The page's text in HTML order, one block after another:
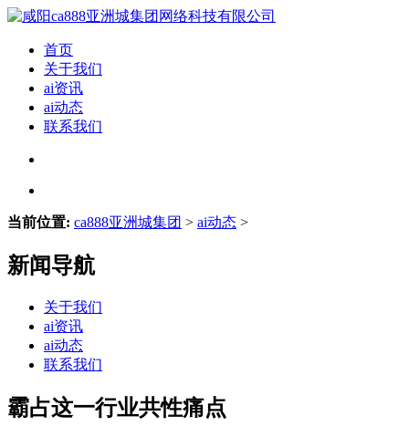
首页
关于我们
ai资讯
ai动态
联系我们
当前位置: ca888亚洲城集团 > ai动态 >
新闻导航
关于我们
ai资讯
ai动态
联系我们
霸占这一行业共性痛点